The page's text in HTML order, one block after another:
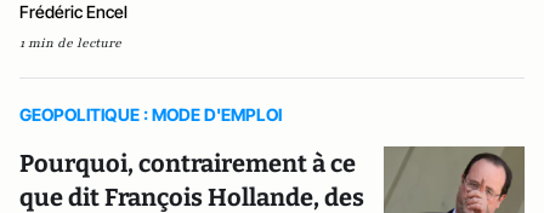
Frédéric Encel
1 min de lecture
GEOPOLITIQUE : MODE D'EMPLOI
Pourquoi, contrairement à ce
que dit François Hollande, des